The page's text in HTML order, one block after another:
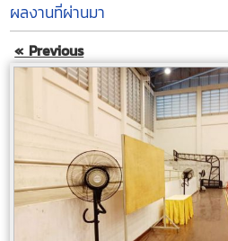
ผลงานที่ผ่านมา
« Previous